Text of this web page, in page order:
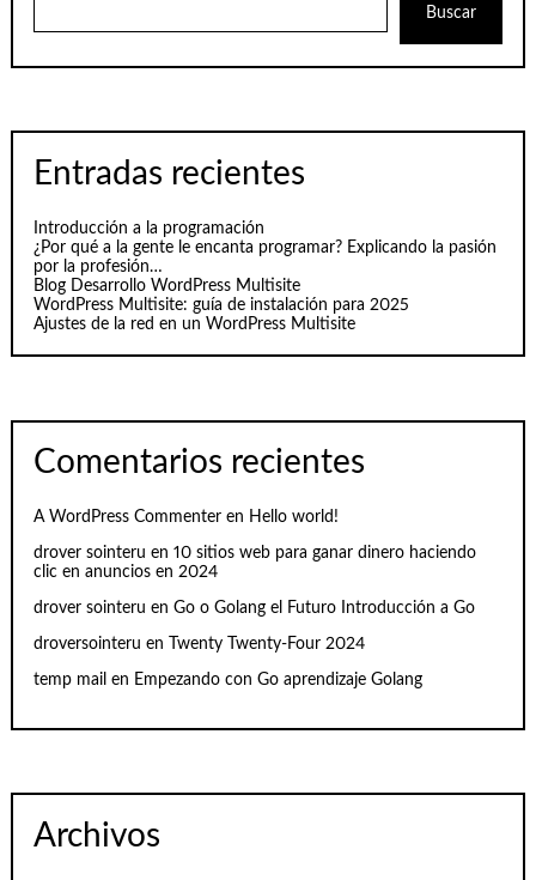
Buscar
Entradas recientes
Introducción a la programación
¿Por qué a la gente le encanta programar? Explicando la pasión
por la profesión…
Blog Desarrollo WordPress Multisite
WordPress Multisite: guía de instalación para 2025
Ajustes de la red en un WordPress Multisite
Comentarios recientes
A WordPress Commenter en Hello world!
drover sointeru en10 sitios web para ganar dinero haciendo
clic en anuncios en 2024
drover sointeru enGo o Golang el Futuro Introducción a Go
droversointeru en Twenty Twenty-Four 2024
temp mail en Empezando con Go aprendizaje Golang
Archivos